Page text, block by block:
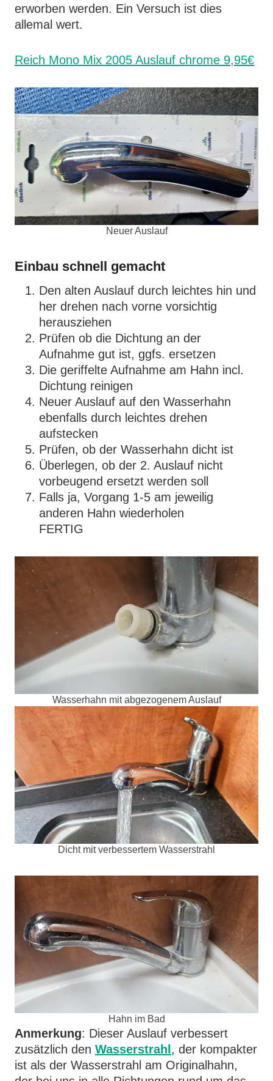
erworben werden. Ein Versuch ist dies
allemal wert.
Reich Mono Mix 2005 Auslauf chrome 9,95€
Neuer Auslauf
Einbau schnell gemacht
Den alten Auslauf durch leichtes hin und
her drehen nach vorne vorsichtig
herausziehen
Prüfen ob die Dichtung an der
Aufnahme gut ist, ggfs. ersetzen
Die geriffelte Aufnahme am Hahn incl.
Dichtung reinigen
Neuer Auslauf auf den Wasserhahn
ebenfalls durch leichtes drehen
aufstecken
Prüfen, ob der Wasserhahn dicht ist
Überlegen, ob der 2. Auslauf nicht
vorbeugend ersetzt werden soll
Falls ja, Vorgang 1-5 am jeweilig
anderen Hahn wiederholen
FERTIG
Wasserhahn mit abgezogenem Auslauf
Dicht mit verbessertem Wasserstrahl
Hahn im Bad
Anmerkung: Dieser Auslauf verbessert
zusätzlich den Wasserstrahl , der kompakter
ist als der Wasserstrahl am Originalhahn,